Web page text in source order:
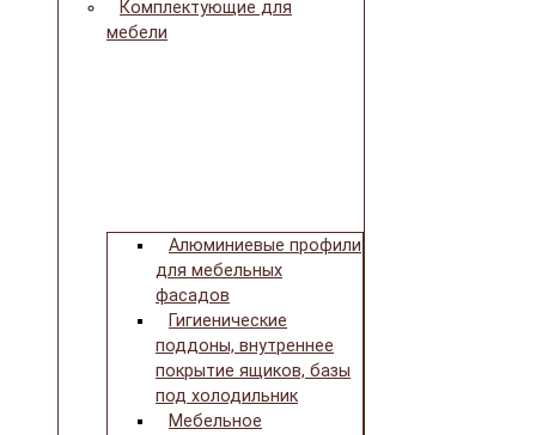
Комплектующие для
мебели
Алюминиевые профили
для мебельных
фасадов
Гигиенические
поддоны, внутреннее
покрытие ящиков, базы
под холодильник
Мебельное